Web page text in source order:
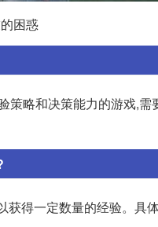
困惑
策略和决策能力的游戏,
获得一定数量的经验。